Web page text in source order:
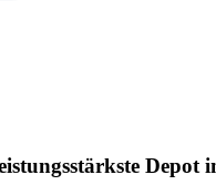
Depot